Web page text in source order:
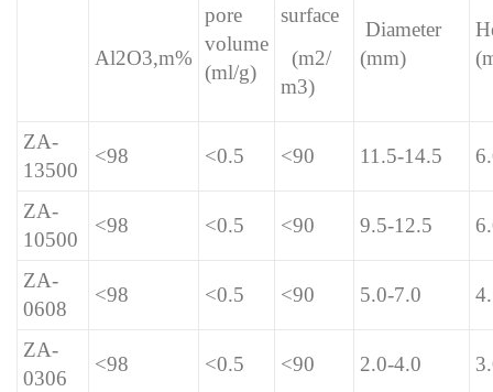
Al2O3,m%
pore
volume
(ml/g)
surface
(m2/
m3)
Diameter
(mm)
ZA-
13500
<98 <0.5 <90 11.5-14.5
ZA-
10500
<98 <0.5 <90 9.5-12.5
ZA-
0608
<98 <0.5 <90 5.0-7.0
ZA-
0306
<98 <0.5 <90 2.0-4.0